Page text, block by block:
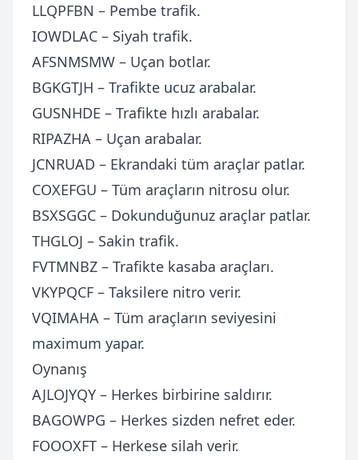
LLQPFBN – Pembe trafik.
IOWDLAC – Siyah trafik.
AFSNMSMW – Uçan botlar.
BGKGTJH – Trafikte ucuz arabalar.
GUSNHDE – Trafikte hızlı arabalar.
RIPAZHA – Uçan arabalar.
JCNRUAD – Ekrandaki tüm araçlar patlar.
COXEFGU – Tüm araçların nitrosu olur.
BSXSGGC – Dokunduğunuz araçlar patlar.
THGLOJ – Sakin trafik.
FVTMNBZ – Trafikte kasaba araçları.
VKYPQCF – Taksilere nitro verir.
VQIMAHA – Tüm araçların seviyesini
maximum yapar.
Oynanış
AJLOJYQY – Herkes birbirine saldırır.
BAGOWPG – Herkes sizden nefret eder.
FOOOXFT – Herkese silah verir.